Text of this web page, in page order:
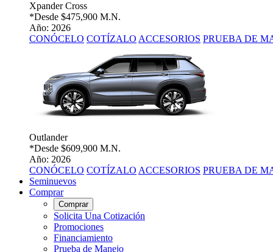
Xpander Cross
*Desde $475,900 M.N.
Año: 2026
CONÓCELO COTÍZALO ACCESORIOS PRUEBA DE
Outlander
*Desde $609,900 M.N.
Año: 2026
CONÓCELO COTÍZALO ACCESORIOS PRUEBA DE
Seminuevos
Comprar
Comprar
Solicita Una Cotización
Promociones
Financiamiento
Prueba de Manejo